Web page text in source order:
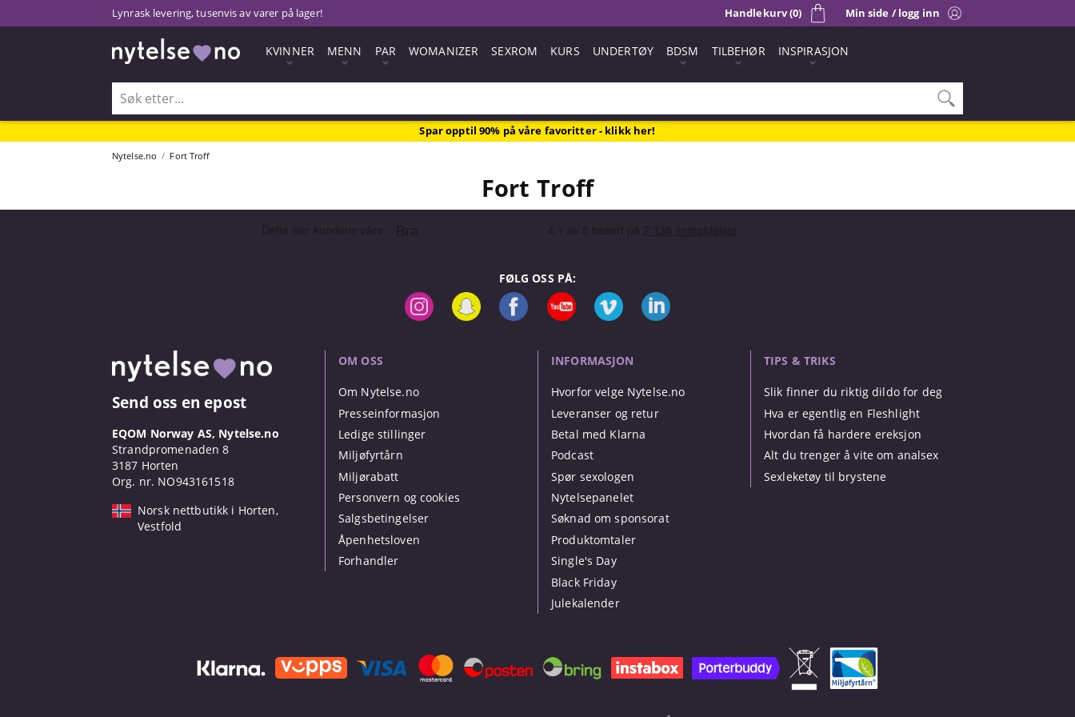
Lynrask levering, tusenvis av varer på lager! Min side / logg inn
Handlekurv (0)
KVINNER MENN PAR WOMANIZER SEXROM KURS UNDERTØY BDSM TILBEHØR INSPIRASJON
Spar opptil 90% på våre favoritter - klikk her!
Nytelse.no Fort Troff
Fort Troff
FØLG OSS PÅ:
Send oss en epost
EQOM Norway AS, Nytelse.no
Strandpromenaden 8
3187 Horten
Org. nr. NO943161518
Norsk nettbutikk i Horten,
Vestfold
OM OSS
Om Nytelse.no
Presseinformasjon
Ledige stillinger
Miljøfyrtårn
Miljørabatt
Personvern og cookies
Salgsbetingelser
Åpenhetsloven
Forhandler
INFORMASJON
Hvorfor velge Nytelse.no
Leveranser og retur
Betal med Klarna
Podcast
Spør sexologen
Nytelsepanelet
Søknad om sponsorat
Produktomtaler
Single's Day
Black Friday
Julekalender
TIPS & TRIKS
Slik finner du riktig dildo for deg
Hva er egentlig en Fleshlight
Hvordan få hardere ereksjon
Alt du trenger å vite om analsex
Sexleketøy til brystene